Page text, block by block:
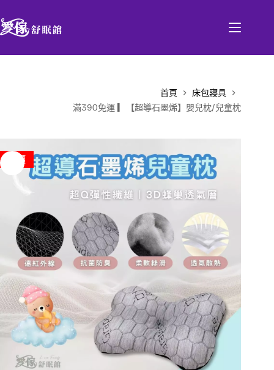
首頁
床包寢具
滿390免運 ▎【超導石墨烯】嬰兒枕/兒童枕
特價